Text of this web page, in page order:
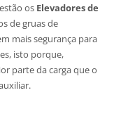
os Elevadores de
de gruas de
mais segurança para
isto porque,
parte da carga que o